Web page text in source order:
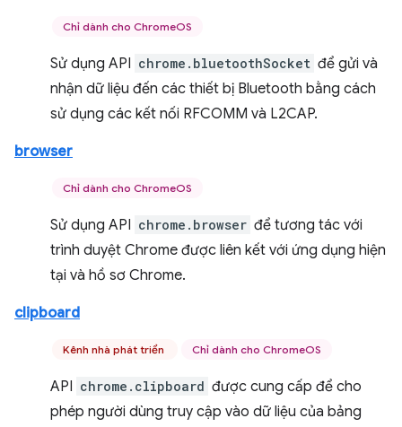
Chỉ dành cho ChromeOS
Sử dụng API chrome.bluetoothSocket để gửi và
nhận dữ liệu đến các thiết bị Bluetooth bằng cách
sử dụng các kết nối RFCOMM và L2CAP.
browser
Chỉ dành cho ChromeOS
Sử dụng API chrome.browser để tương tác với
trình duyệt Chrome được liên kết với ứng dụng hiện
tại và hồ sơ Chrome.
clipboard
Kênh nhà phát triển Chỉ dành cho ChromeOS
API chrome.clipboard được cung cấp để cho
phép người dùng truy cập vào dữ liệu của bảng